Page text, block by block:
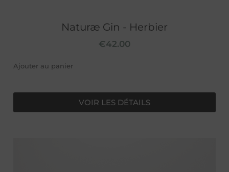
Naturæ Gin - Herbier
€42.00
Ajouter au panier
VOIR LES DÉTAILS